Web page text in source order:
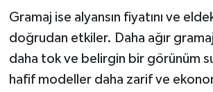
Gramaj ise alyansın fiyatını ve
doğrudan etkiler. Daha ağır
daha tok ve belirgin bir görünüm
hafif modeller daha zarif ve